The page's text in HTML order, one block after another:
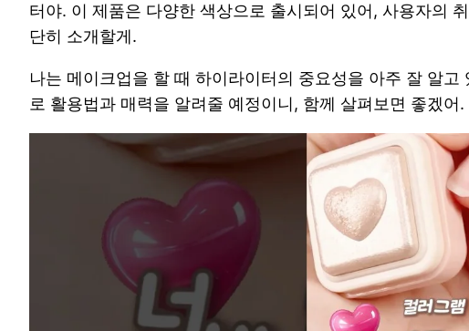
터야. 이 제품은 다양한 색상으로 출시되어 있어, 사용자의
단히 소개할게.
나는 메이크업을 할 때 하이라이터의 중요성을 아주 잘 알
로 활용법과 매력을 알려줄 예정이니, 함께 살펴보면 좋겠